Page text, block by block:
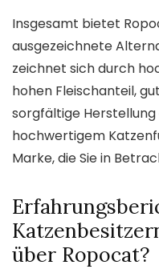
Insgesamt bietet
ausgezeichnete
zeichnet sich durch
hohen Fleischanteil,
sorgfältige Herstellung
hochwertigem
Marke, die Sie in
über Ropocat?